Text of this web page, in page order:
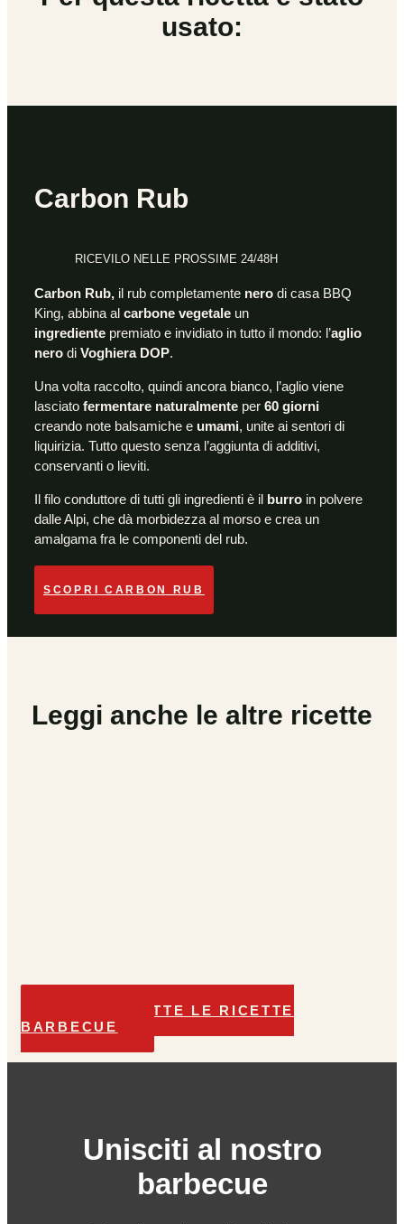
usato:
Carbon Rub
RICEVILO NELLE PROSSIME 24/48H
Carbon Rub, il rub completamente nero di casa BBQ
King, abbina al carbone vegetale un
ingrediente premiato e invidiato in tutto il mondo: l’aglio
nero di Voghiera DOP.
Una volta raccolto, quindi ancora bianco, l’aglio viene
lasciato fermentare naturalmente per 60 giorni
creando note balsamiche e umami, unite ai sentori di
liquirizia. Tutto questo senza l’aggiunta di additivi,
conservanti o lieviti.
Il filo conduttore di tutti gli ingredienti è il burro in polvere
dalle Alpi, che dà morbidezza al morso e crea un
amalgama fra le componenti del rub.
SCOPRI CARBON RUB
Leggi anche le altre ricette
SCOPRI TUTTE LE RICETTE
BARBECUE
Unisciti al nostro
barbecue